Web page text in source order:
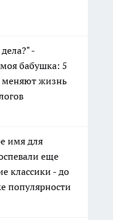
-
бабушка: 5
меняют жизнь
имя для
еще
классики - до
популярности